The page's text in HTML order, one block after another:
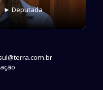
► Deputada